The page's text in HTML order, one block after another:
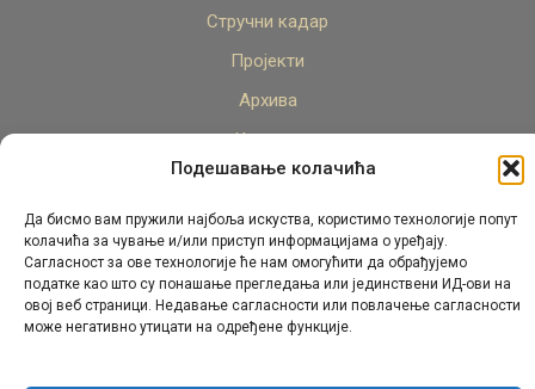
Подешавање колачића
Да бисмо вам пружили најбоља искуства, користимо технологије попут
колачића за чување и/или приступ информацијама о уређају.
Сагласност за ове технологије ће нам омогућити да обрађујемо
податке као што су понашање прегледања или јединствени ИД-ови на
овој веб страници. Недавање сагласности или повлачење сагласности
може негативно утицати на одређене функције.
Стручни кадар
Пројекти
Архива
Контакт
© Републички педагошки завод Републике Српске.